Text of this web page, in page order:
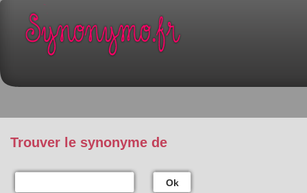
Trouver le synonyme de
Ok